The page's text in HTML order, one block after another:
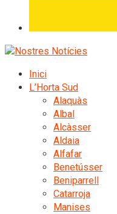
Inici
L’Horta Sud
Alaquàs
Albal
Alcàsser
Aldaia
Alfafar
Benetússer
Beniparrell
Catarroja
Manises